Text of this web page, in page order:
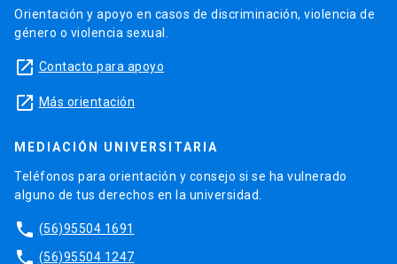
Orientación y apoyo en casos de discriminación, violencia de
género o violencia sexual.
launch Contacto para apoyo
launch Más orientación
MEDIACIÓN UNIVERSITARIA
Teléfonos para orientación y consejo si se ha vulnerado
alguno de tus derechos en la universidad.
phone (56)95504 1691
phone (56)95504 1247